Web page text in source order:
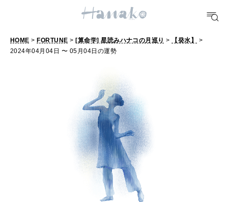
#シュークリーム #パン #カフェ
10 CATEGORIES
FOOD
おいしい
TRAVEL
どこ行く？
FORTUNE
明日のわたし
HOME > FORTUNE > [算命学] 星読みハナコの月巡り > 【癸水】
>
2024年04月04日 〜 05月04日の運勢